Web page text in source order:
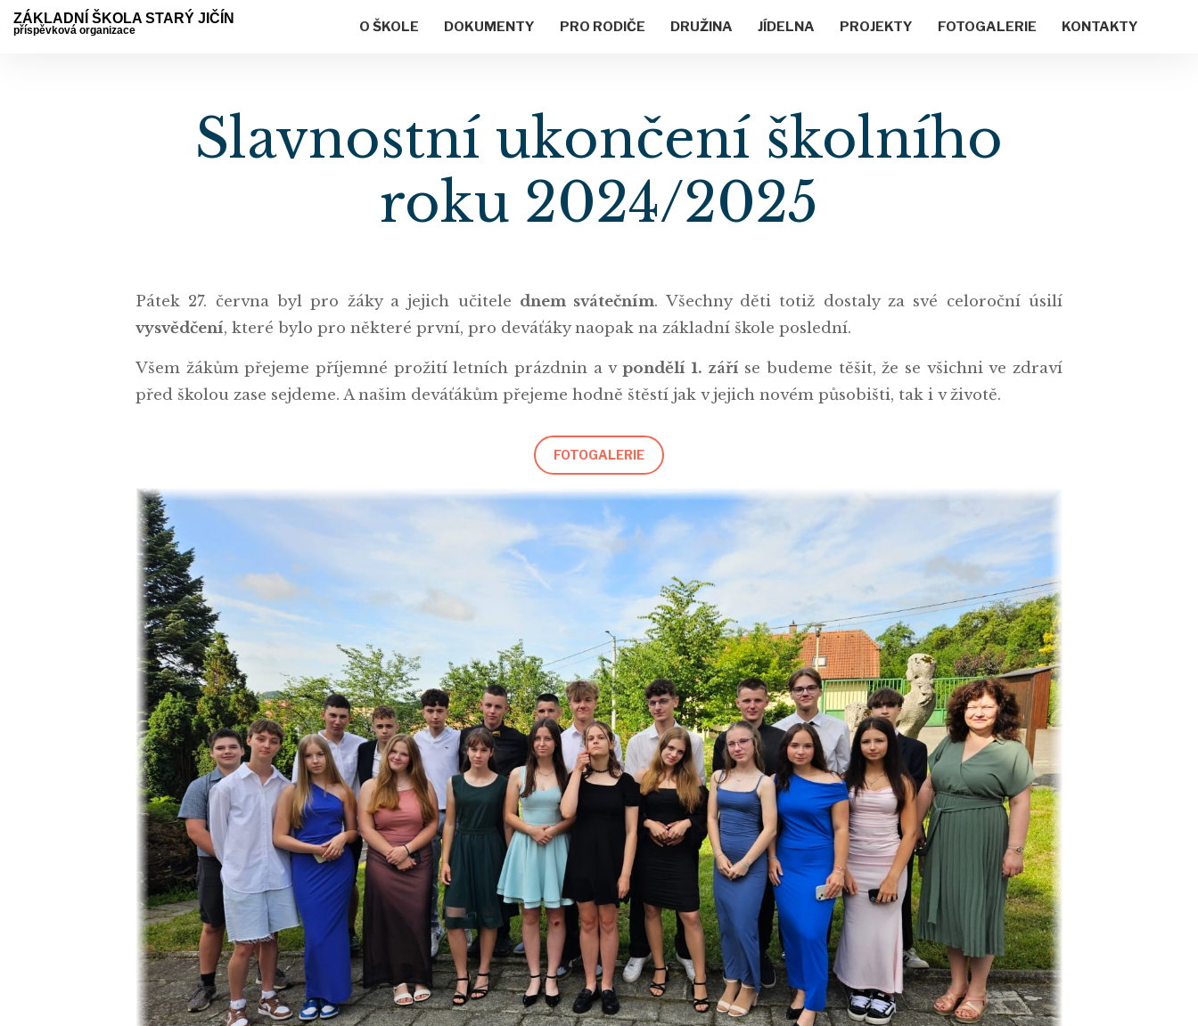
ZÁKLADNÍ ŠKOLA STARÝ JIČÍN
příspěvková organizace O ŠKOLE DOKUMENTY PRO RODIČE DRUŽINA JÍDELNA PROJEKTY FOTOGALERIE KONTAKTY
Slavnostní ukončení školního
roku 2024/2025
Pátek 27. června byl pro žáky a jejich učitele dnem svátečním. Všechny děti totiž dostaly za své celoroční úsilí
vysvědčení, které bylo pro některé první, pro deváťáky naopak na základní škole poslední.
Všem žákům přejeme příjemné prožití letních prázdnin a vpondělí 1. září se budeme těšit, že se všichni ve zdraví
před školou zase sejdeme. A našim deváťákům přejeme hodně štěstí jak v jejich novém působišti, tak i v životě.
FOTOGALERIE